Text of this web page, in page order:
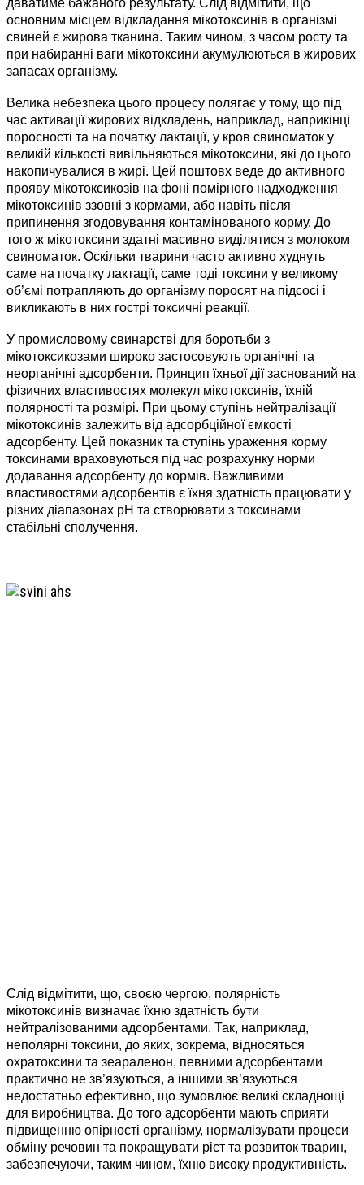
даватиме бажаного результату. Слід відмітити, що
основним місцем відкладання мікотоксинів в організмі
свиней є жирова тканина. Таким чином, з часом росту та
при набиранні ваги мікотоксини акумулюються в жирових
запасах організму.
Велика небезпека цього процесу полягає у тому, що під
час активації жирових відкладень, наприклад, наприкінці
поросності та на початку лактації, у кров свиноматок у
великій кількості вивільняються мікотоксини, які до цього
накопичувалися в жирі. Цей поштовх веде до активного
прояву мікотоксикозів на фоні помірного надходження
мікотоксинів ззовні з кормами, або навіть після
припинення згодовування контамінованого корму. До
того ж мікотоксини здатні масивно виділятися з молоком
свиноматок. Оскільки тварини часто активно худнуть
саме на початку лактації, саме тоді токсини у великому
об’ємі потрапляють до організму поросят на підсосі і
викликають в них гострі токсичні реакції.
У промисловому свинарстві для боротьби з
мікотоксикозами широко застосовують органічні та
неорганічні адсорбенти. Принцип їхньої дії заснований на
фізичних властивостях молекул мікотоксинів, їхній
полярності та розмірі. При цьому ступінь нейтралізації
мікотоксинів залежить від адсорбційної ємкості
адсорбенту. Цей показник та ступінь ураження корму
токсинами враховуються під час розрахунку норми
додавання адсорбенту до кормів. Важливими
властивостями адсорбентів є їхня здатність працювати у
різних діапазонах рН та створювати з токсинами
стабільні сполучення.
Слід відмітити, що, своєю чергою, полярність
мікотоксинів визначає їхню здатність бути
нейтралізованими адсорбентами. Так, наприклад,
неполярні токсини, до яких, зокрема, відносяться
охратоксини та зеараленон, певними адсорбентами
практично не зв’язуються, а іншими зв’язуються
недостатньо ефективно, що зумовлює великі складнощі
для виробництва. До того адсорбенти мають сприяти
підвищенню опірності організму, нормалізувати процеси
обміну речовин та покращувати ріст та розвиток тварин,
забезпечуючи, таким чином, їхню високу продуктивність.